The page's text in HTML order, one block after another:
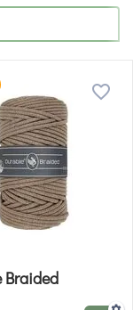
Braided